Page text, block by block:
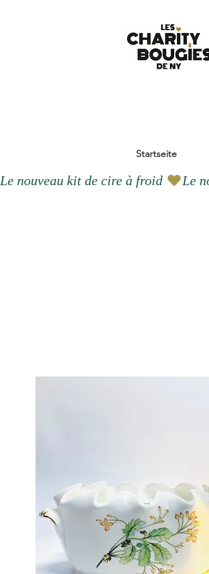
Startseite
Le nouveau kit de cire à froid